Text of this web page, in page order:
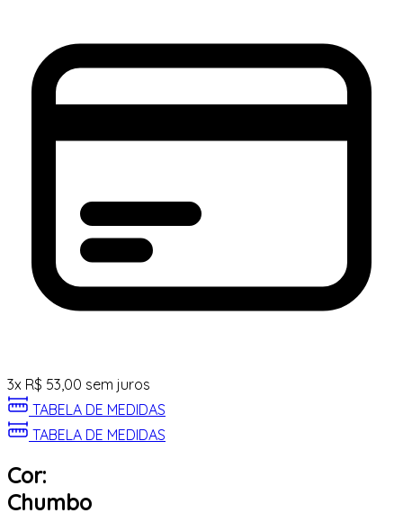
3x R$ 53,00 sem juros
TABELA DE MEDIDAS
TABELA DE MEDIDAS
Cor:
Chumbo